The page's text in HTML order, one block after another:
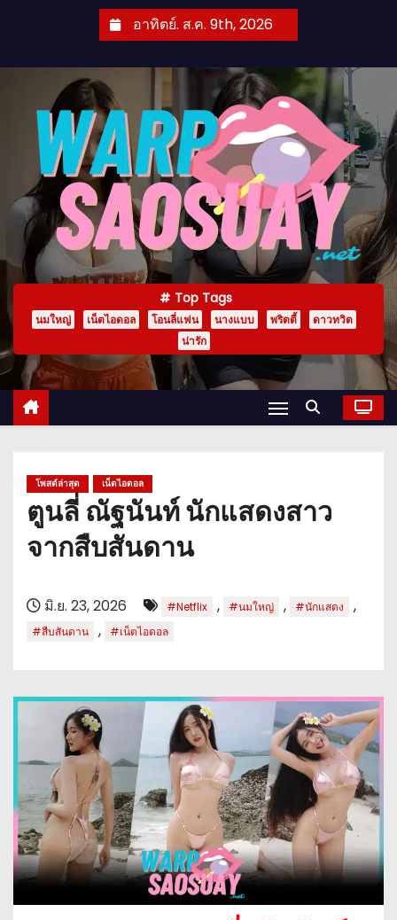
e
อาทิตย์. ส.ค. 9th, 2026
Top Tags
นมใหญ่ เน็ตไอดอล โอนลี่แฟน นางแบบ พริตตี้
ดาวทวิต
น่ารัก
โพสต์ล่าสุด เน็ตไอดอล
ตูนลี่ ณัฐนันท์ นักแสดงสาว
จากสืบสันดาน
มิ.ย. 23, 2026 #Netflix , #นมใหญ่ , #นักแสดง ,
#สืบสันดาน , #เน็ตไอดอล